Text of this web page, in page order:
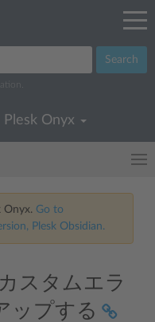
Search
Plesk Onyx
Onyx. Go to
Plesk Obsidian.
スタムエラ
ップする